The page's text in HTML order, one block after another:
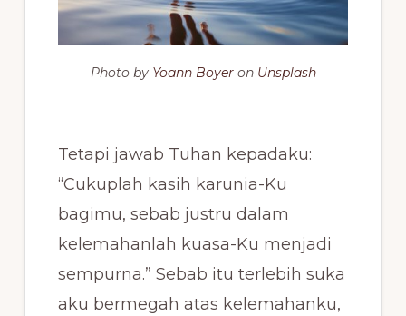
Photo by Yoann Boyeron Unsplash
Tetapi jawab Tuhan kepadaku:
“Cukuplah kasih karunia-Ku
bagimu, sebab justru dalam
kelemahanlah kuasa-Ku menjadi
sempurna.” Sebab itu terlebih suka
aku bermegah atas kelemahanku,